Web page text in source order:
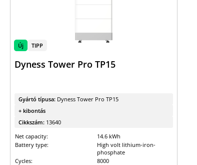
Új TIPP
Dyness Tower Pro TP15
Gyártó típusa: Dyness Tower Pro TP15
+ kibontás
Cikkszám: 13640
Net capacity:
14.6 kWh
Battery type:
High volt lithium-iron-
phosphate
Cycles:
8000